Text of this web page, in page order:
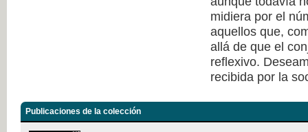
midiera por el
aquellos que,
allá de que el
reflexivo.
recibida por la
Publicaciones de la colección